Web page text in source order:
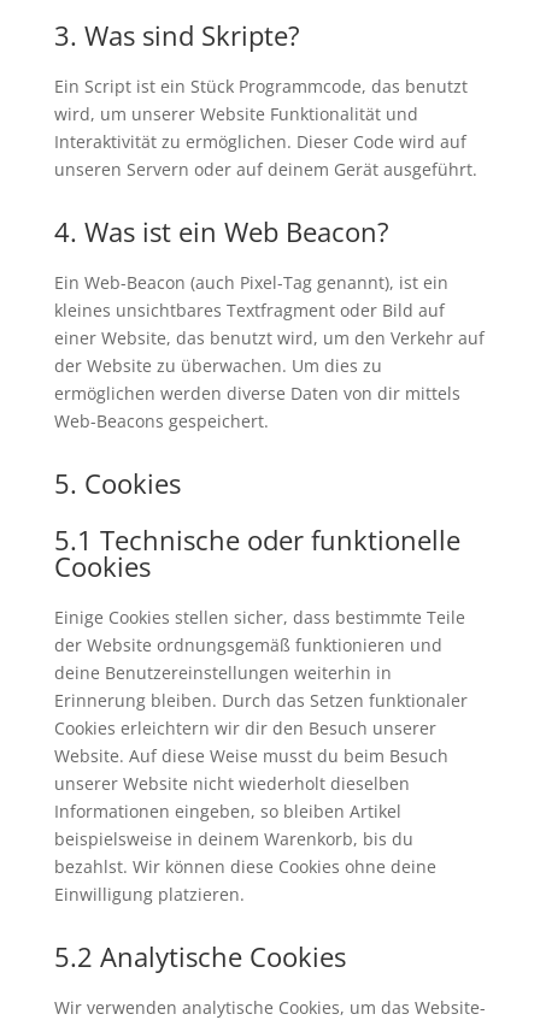
3. Was sind Skripte?
Ein Script ist ein Stück Programmcode, das benutzt
wird, um unserer Website Funktionalität und
Interaktivität zu ermöglichen. Dieser Code wird auf
unseren Servern oder auf deinem Gerät ausgeführt.
4. Was ist ein Web Beacon?
Ein Web-Beacon (auch Pixel-Tag genannt), ist ein
kleines unsichtbares Textfragment oder Bild auf
einer Website, das benutzt wird, um den Verkehr auf
der Website zu überwachen. Um dies zu
ermöglichen werden diverse Daten von dir mittels
Web-Beacons gespeichert.
5. Cookies
5.1 Technische oder funktionelle
Cookies
Einige Cookies stellen sicher, dass bestimmte Teile
der Website ordnungsgemäß funktionieren und
deine Benutzereinstellungen weiterhin in
Erinnerung bleiben. Durch das Setzen funktionaler
Cookies erleichtern wir dir den Besuch unserer
Website. Auf diese Weise musst du beim Besuch
unserer Website nicht wiederholt dieselben
Informationen eingeben, so bleiben Artikel
beispielsweise in deinem Warenkorb, bis du
bezahlst. Wir können diese Cookies ohne deine
Einwilligung platzieren.
5.2 Analytische Cookies
Wir verwenden analytische Cookies, um das Website-